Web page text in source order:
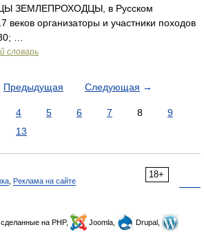
ЗЕМЛЕПРОХОДЦЫ, в Русском
веков организаторы и участники походов
…
словарь
Предыдущая Следующая →
4 5 6 7 8
9
13
18+
Реклама на сайте
, сделанные на PHP, Joomla,
Drupal,